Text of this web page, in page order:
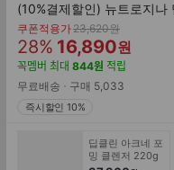
쿠폰적용가기
존
가
23,620원
할
인
률
28% 판
매
가
16,890원
꼭멤버 최대 844원 적립
무료배송
구매 5,033
즉시할인 10%
딥클린 아크네 포
밍 클렌저 220g